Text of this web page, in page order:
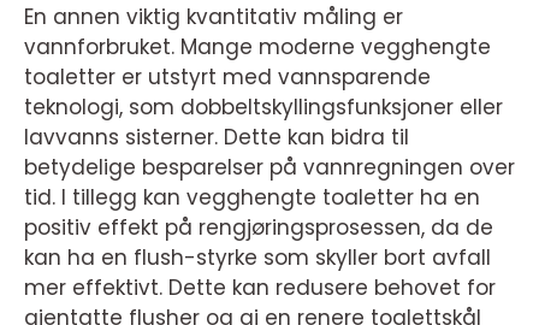
En annen viktig kvantitativ måling er
vannforbruket. Mange moderne vegghengte
toaletter er utstyrt med vannsparende
teknologi, som dobbeltskyllingsfunksjoner eller
lavvanns sisterner. Dette kan bidra til
betydelige besparelser på vannregningen over
tid. I tillegg kan vegghengte toaletter ha en
positiv effekt på rengjøringsprosessen, da de
kan ha en flush-styrke som skyller bort avfall
mer effektivt. Dette kan redusere behovet for
gjentatte flusher og gi en renere toalettskål